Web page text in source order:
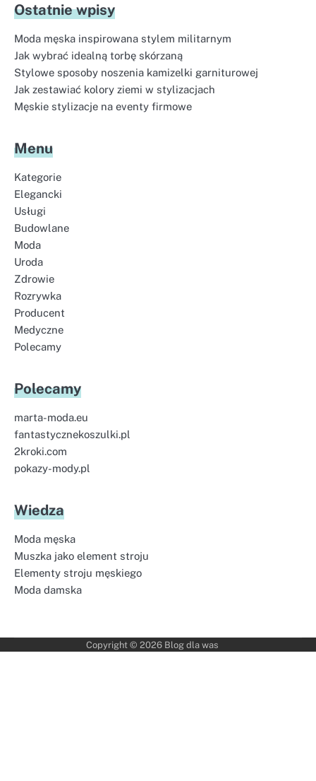
Ostatnie wpisy
Moda męska inspirowana stylem militarnym
Jak wybrać idealną torbę skórzaną
Stylowe sposoby noszenia kamizelki garniturowej
Jak zestawiać kolory ziemi w stylizacjach
Męskie stylizacje na eventy firmowe
Menu
Kategorie
Elegancki
Usługi
Budowlane
Moda
Uroda
Zdrowie
Rozrywka
Producent
Medyczne
Polecamy
Polecamy
marta-moda.eu
fantastycznekoszulki.pl
2kroki.com
pokazy-mody.pl
Wiedza
Moda męska
Muszka jako element stroju
Elementy stroju męskiego
Moda damska
Copyright © 2026 Blog dla was